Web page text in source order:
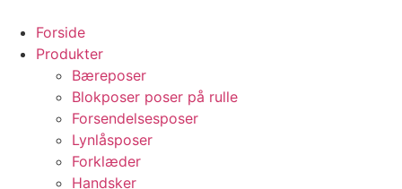
indhold
Forside
Produkter
Bæreposer
Blokposer poser på rulle
Forsendelsesposer
Lynlåsposer
Forklæder
Handsker